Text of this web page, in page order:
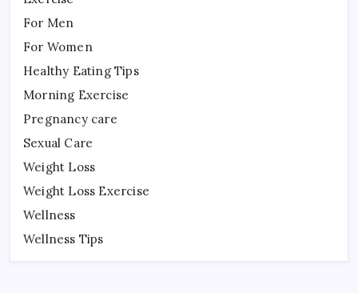
For Men
For Women
Healthy Eating Tips
Morning Exercise
Pregnancy care
Sexual Care
Weight Loss
Weight Loss Exercise
Wellness
Wellness Tips